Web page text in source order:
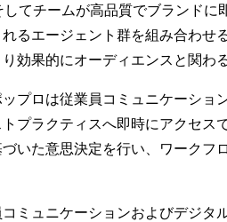
してチームが高品質でブランド
れるエージェント群を組み合わ
効果的にオーディエンスと関わ
プロは従業員コミュニケーシ
プラクティスへ即時にアクセ
いた意思決定を行い、ワーク
コミュニケーションおよびデジ